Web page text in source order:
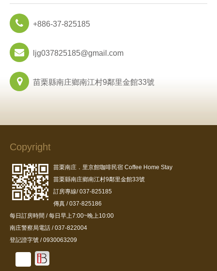
+886-37-825185
ljg037825185@gmail.com
苗栗縣南庄鄉南江村9鄰里金館33號
Copyright
苗栗南庄．里京館咖啡民宿 Coffee Home Stay
苗栗縣南庄鄉南江村9鄰里金館33號
訂房專線/ 037-825185
傳真 / 037-825186
每日訂房時間 / 每日早上7:00~晚上10:00
南庄警察局電話 / 037-822004
登記證字號 / 0930063209